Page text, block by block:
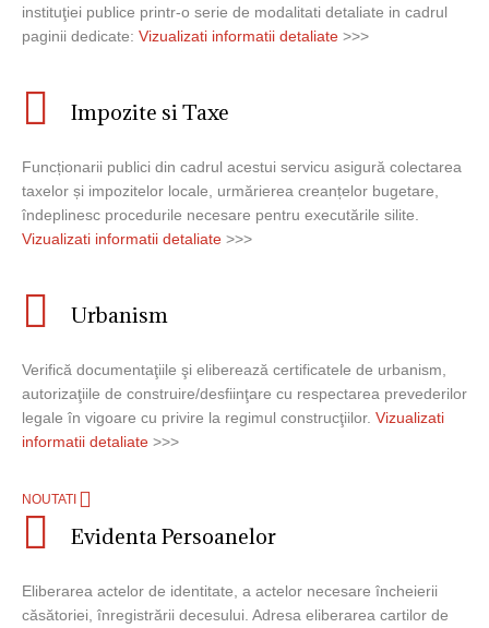
instituţiei publice printr-o serie de modalitati detaliate in cadrul
paginii dedicate: Vizualizati informatii detaliate >>>
Impozite si Taxe
Funcționarii publici din cadrul acestui servicu asigură colectarea
taxelor și impozitelor locale, urmărierea creanțelor bugetare,
îndeplinesc procedurile necesare pentru executările silite.
Vizualizati informatii detaliate >>>
Urbanism
Verifică documentaţiile şi eliberează certificatele de urbanism,
autorizaţiile de construire/desfiinţare cu respectarea prevederilor
legale în vigoare cu privire la regimul construcţiilor. Vizualizati
informatii detaliate >>>
NOUTATI
Evidenta Persoanelor
Eliberarea actelor de identitate, a actelor necesare încheierii
căsătoriei, înregistrării decesului. Adresa eliberarea cartilor de